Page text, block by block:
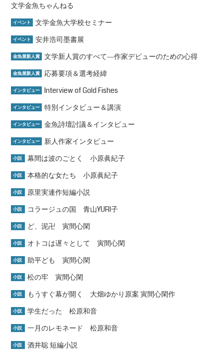
文学金魚ちゃんねる
イベント 文学金魚大学校セミナー
イベント 安井浩司墨書展
金魚屋新人賞 文学新人賞のすべて―作家デビューのための心得
金魚屋新人賞 応募要項＆選考経緯
インタビュー Interview of Gold Fishes
インタビュー 特別インタビュー＆講演
インタビュー 金魚詩壇討議＆インタビュー
インタビュー 新人作家インタビュー
小説 幕間は波のごとく 小原眞紀子
小説 本格的な女たち 小原眞紀子
小説 原里実連作短編小説
小説 コラージュの国 青山YURI子
小説 ど、泥卍 寅間心閑
小説 オトコは遅々として 寅間心閑
小説 助平ども 寅間心閑
小説 松の牢 寅間心閑
小説 もうすぐ幕が開く 大畑ゆかり原案 寅間心閑作
小説 学生だった 松原和音
小説 一月のレモネード 松原和音
小説 酒井聡 短編小説